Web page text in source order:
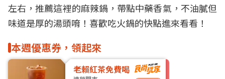
左右，推薦這裡的麻辣鍋，帶點中藥香氣，不油膩但
味道是厚的湯頭唷！喜歡吃火鍋的快點進來看看！
本週優惠券，領起來
老賴紅茶免費喝